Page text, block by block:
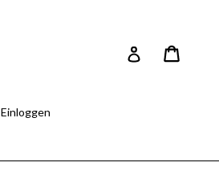
Einloggen
Einloggen